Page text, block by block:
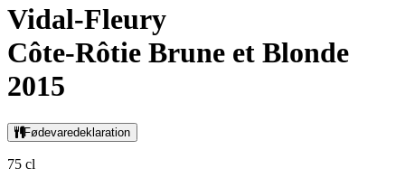
Vidal-Fleury
Côte-Rôtie Brune et Blonde
2015
Fødevaredeklaration
75 cl